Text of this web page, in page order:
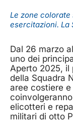
Le zone colorate
esercitazioni. La
Dal 26 marzo
uno dei
Aperto 2025, il
della Squadra
aree costiere
elicotteri e
militari di otto